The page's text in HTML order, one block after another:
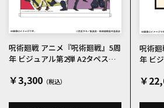
呪術廻戦 アニメ『呪術廻戦』5周
年 ビジュアル第2弾 A2タペスト
￥3,300
呪術
年 ビ
￥